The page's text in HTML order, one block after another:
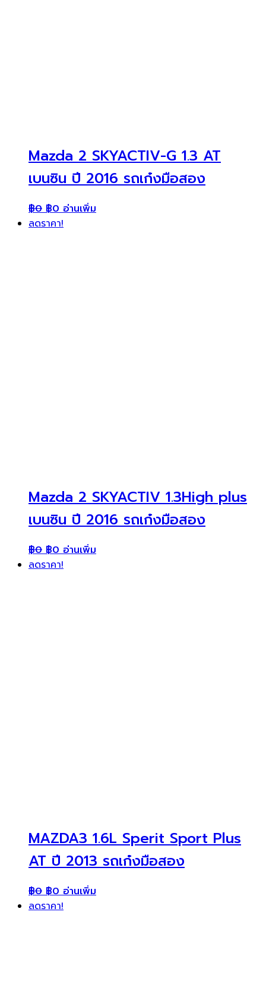
Mazda 2 SKYACTIV-G 1.3 AT
เบนซิน ปี 2016 รถเก๋งมือสอง
฿0 ฿0 อ่านเพิ่ม
ลดราคา!
Mazda 2 SKYACTIV 1.3High plus
เบนซิน ปี 2016 รถเก๋งมือสอง
฿0 ฿0 อ่านเพิ่ม
ลดราคา!
MAZDA3 1.6L Sperit Sport Plus
AT ปี 2013 รถเก๋งมือสอง
฿0 ฿0 อ่านเพิ่ม
ลดราคา!